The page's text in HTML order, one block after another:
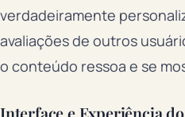
verdadeiramente
avaliações de outros
o conteúdo ressoa e se
Interface e Experiência